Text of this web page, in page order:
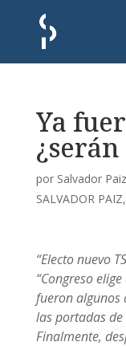
Ya
por Salvador Paiz
SALVADOR PAIZ,
“Electo nuevo
“Congreso
fueron algunos
las portadas
Finalmente,